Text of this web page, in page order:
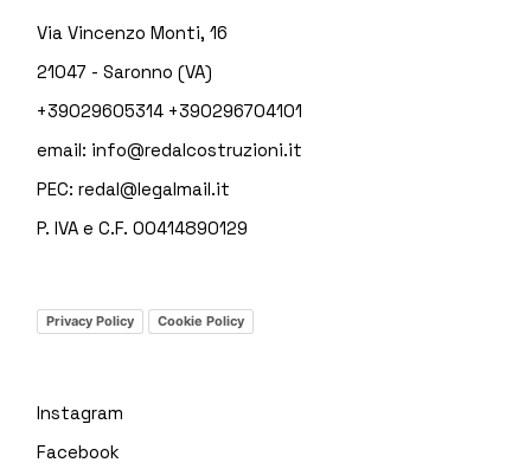
Via Vincenzo Monti, 16
21047 - Saronno (VA)
+39029605314 +390296704101
email: info@redalcostruzioni.it
PEC:redal@legalmail.it
P. IVA e C.F. 00414890129
Privacy Policy Cookie Policy
Instagram
Facebook